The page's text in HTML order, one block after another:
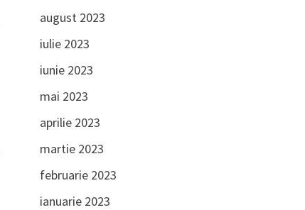
august 2023
iulie 2023
iunie 2023
mai 2023
aprilie 2023
martie 2023
februarie 2023
ianuarie 2023